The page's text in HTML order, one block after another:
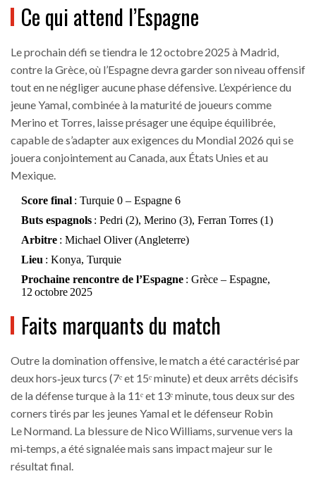
Ce qui attend l’Espagne
Le prochain défi se tiendra le 12 octobre 2025 à Madrid,
contre la Grèce, où l’Espagne devra garder son niveau offensif
tout en ne négliger aucune phase défensive. L’expérience du
jeune Yamal, combinée à la maturité de joueurs comme
Merino et Torres, laisse présager une équipe équilibrée,
capable de s’adapter aux exigences du Mondial 2026 qui se
jouera conjointement au Canada, aux États Unies et au
Mexique.
Score final : Turquie 0 – Espagne 6
Buts espagnols : Pedri (2), Merino (3), Ferran Torres (1)
Arbitre : Michael Oliver (Angleterre)
Lieu : Konya, Turquie
Prochaine rencontre de l’Espagne : Grèce – Espagne,
12 octobre 2025
Faits marquants du match
Outre la domination offensive, le match a été caractérisé par
deux hors‑jeux turcs (7ᵉ et 15ᵉ minute) et deux arrêts décisifs
de la défense turque à la 11ᵉ et 13ᵉ minute, tous deux sur des
corners tirés par les jeunes Yamal et le défenseur Robin
Le Normand. La blessure de Nico Williams, survenue vers la
mi‑temps, a été signalée mais sans impact majeur sur le
résultat final.